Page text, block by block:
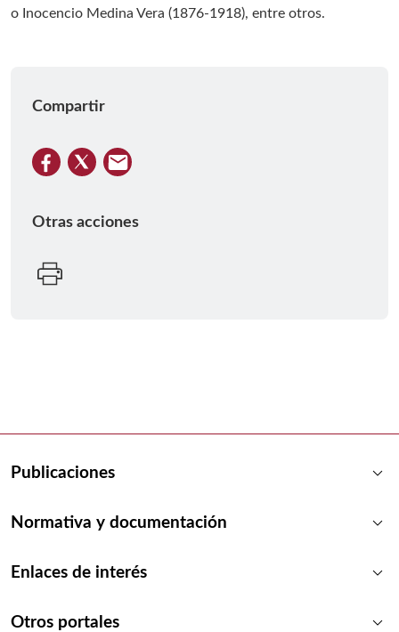
o Inocencio Medina Vera (1876-1918), entre otros.
Compartir
Otras acciones
Publicaciones keyboard_arrow_down
Normativa y documentación keyboard_arrow_down
Enlaces de interés keyboard_arrow_down
Otros portales keyboard_arrow_down